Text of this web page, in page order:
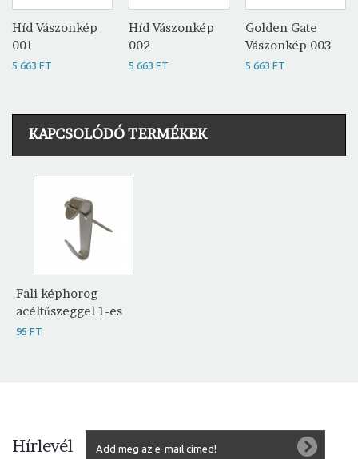
Híd Vászonkép
001
5 663 FT
Híd Vászonkép
002
5 663 FT
Golden Gate
Vászonkép 003
5 663 FT
KAPCSOLÓDÓ TERMÉKEK
Fali képhorog
acéltűszeggel 1-es
95 FT
Hírlevél